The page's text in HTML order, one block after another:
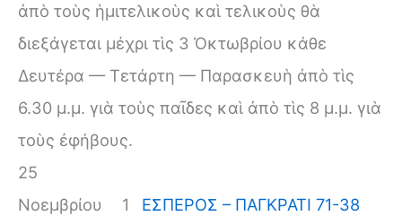
ἀπὸ τοὺς ἡμιτελικοὺς καὶ τελικοὺς θὰ
διεξάγεται μέχρι τὶς 3 Ὀκτωβρίου κάθε
Δευτέρα — Τετάρτη — Παρασκευὴ ἀπὸ τὶς
6.30 μ.μ. γιὰ τοὺς παῖδες καὶ ἀπὸ τὶς 8 μ.μ. γιὰ
τοὺς ἐφήβους.
25
Νοεμβρίου
1 ΕΣΠΕΡΟΣ – ΠΑΓΚΡΑΤΙ 71-38